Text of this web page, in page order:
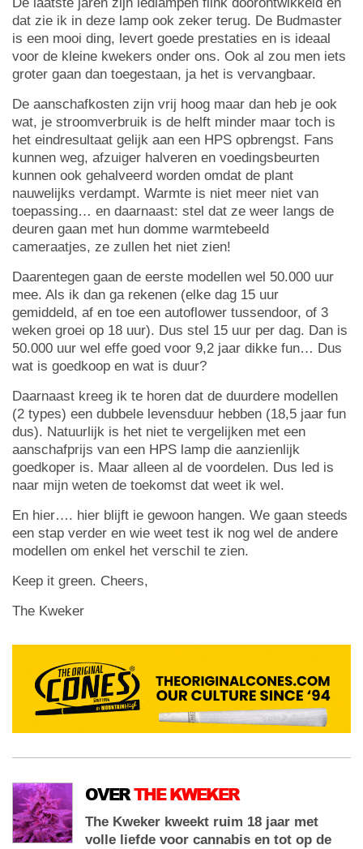
De laatste jaren zijn ledlampen flink doorontwikkeld en
dat zie ik in deze lamp ook zeker terug. De Budmaster
is een mooi ding, levert goede prestaties en is ideaal
voor de kleine kwekers onder ons. Ook al zou men iets
groter gaan dan toegestaan, ja het is vervangbaar.
De aanschafkosten zijn vrij hoog maar dan heb je ook
wat, je stroomverbruik is de helft minder maar toch is
het eindresultaat gelijk aan een HPS opbrengst. Fans
kunnen weg, afzuiger halveren en voedingsbeurten
kunnen ook gehalveerd worden omdat de plant
nauwelijks verdampt. Warmte is niet meer niet van
toepassing… en daarnaast: stel dat ze weer langs de
deuren gaan met hun domme warmtebeeld
cameraatjes, ze zullen het niet zien!
Daarentegen gaan de eerste modellen wel 50.000 uur
mee. Als ik dan ga rekenen (elke dag 15 uur
gemiddeld, af en toe een autoflower tussendoor, of 3
weken groei op 18 uur). Dus stel 15 uur per dag. Dan is
50.000 uur wel effe goed voor 9,2 jaar dikke fun… Dus
wat is goedkoop en wat is duur?
Daarnaast kreeg ik te horen dat de duurdere modellen
(2 types) een dubbele levensduur hebben (18,5 jaar fun
dus). Natuurlijk is het niet te vergelijken met een
aanschafprijs van een HPS lamp die aanzienlijk
goedkoper is. Maar alleen al de voordelen. Dus led is
naar mijn weten de toekomst dat weet ik wel.
En hier…. hier blijft ie gewoon hangen. We gaan steeds
een stap verder en wie weet test ik nog wel de andere
modellen om enkel het verschil te zien.
Keep it green. Cheers,
The Kweker
OVERTHE KWEKER
The Kweker kweekt ruim 18 jaar met
volle liefde voor cannabis en tot op de